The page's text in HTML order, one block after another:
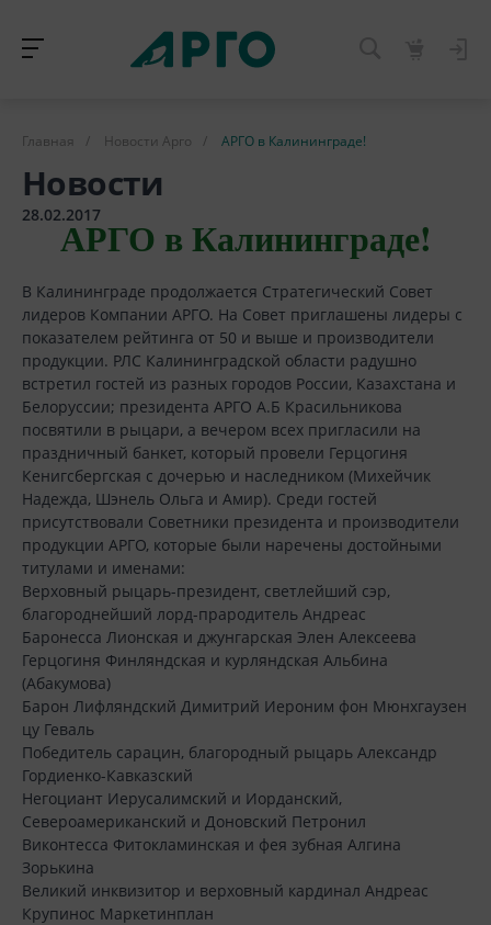
Главная / Новости Арго / АРГО в Калининграде!
Новости
28.02.2017АРГО в Калининграде!
В Калининграде продолжается Стратегический Совет
лидеров Компании АРГО. На Совет приглашены лидеры с
показателем рейтинга от 50 и выше и производители
продукции. РЛС Калининградской области радушно
встретил гостей из разных городов России, Казахстана и
Белоруссии; президента АРГО А.Б Красильникова
посвятили в рыцари, а вечером всех пригласили на
праздничный банкет, который провели Герцогиня
Кенигсбергская с дочерью и наследником (Михейчик
Надежда, Шэнель Ольга и Амир). Среди гостей
присутствовали Советники президента и производители
продукции АРГО, которые были наречены достойными
титулами и именами:
Верховный рыцарь-президент, светлейший сэр,
благороднейший лорд-прародитель Андреас
Баронесса Лионская и джунгарская Элен Алексеева
Герцогиня Финляндская и курляндская Альбина
(Абакумова)
Барон Лифляндский Димитрий Иероним фон Мюнхгаузен
цу Геваль
Победитель сарацин, благородный рыцарь Александр
Гордиенко-Кавказский
Негоциант Иерусалимский и Иорданский,
Североамериканский и Доновский Петронил
Виконтесса Фитокламинская и фея зубная Алгина
Зорькина
Великий инквизитор и верховный кардинал Андреас
Крупинос Маркетинплан